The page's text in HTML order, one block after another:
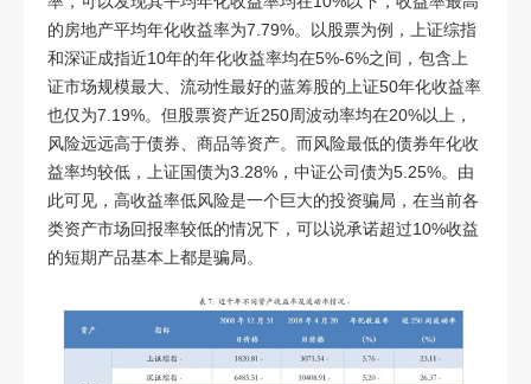
的房地产平均年化收益率为7.79%。以股票为例，上证综指
和深证成指近10年的年化收益率均在5%-6%之间，包含上
证市场规模最大、流动性最好的蓝筹股的上证50年化收益率
也仅为7.19%。但股票资产近250周波动率均在20%以上，
风险远远高于债券、商品等资产。而风险最低的债券年化收
益率均较低，上证国债为3.28% ，中证公司债为5.25%。由
此可见，高收益率低风险是一个巨大的投资骗局，在当前各
类资产市场回报率较低的情况下，可以说承诺超过10%收益
的短期产品基本上都是骗局。